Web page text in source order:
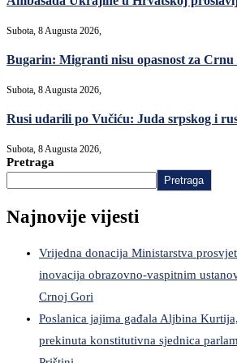
Subota, 8 Augusta 2026,
Bugarin: Migranti nisu opasnost za Crnu
Subota, 8 Augusta 2026,
Rusi udarili po Vučiću: Juda srpskog i
Subota, 8 Augusta 2026,
Pretraga
Pretraga
Najnovije vijesti
Vrijedna donacija Ministarstva
inovacija obrazovno-vaspitnim
Crnoj Gori
Poslanica jajima gađala Aljbina
prekinuta konstitutivna sjednica